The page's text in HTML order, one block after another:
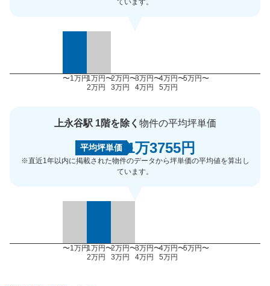
ています。
〜1万円1万円〜
2万円
2万円〜
3万円
3万円〜
4万円
4万円〜
5万円
5万円〜
上永谷駅 1階を除く 物件の平均坪単価
平均坪単価 1万3755円
※直近1年以内に掲載された物件のデータから坪単価の平均値を算出し
ています。
〜1万円1万円〜
2万円
2万円〜
3万円
3万円〜
4万円
4万円〜
5万円
5万円〜